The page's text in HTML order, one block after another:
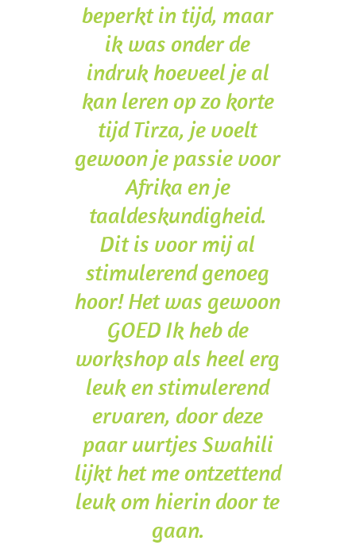
beperkt in tijd, maar
ik was onder de
indruk hoeveel je al
kan leren op zo korte
tijd Tirza, je voelt
gewoon je passie voor
Afrika en je
taaldeskundigheid.
Dit is voor mij al
stimulerend genoeg
hoor! Het was gewoon
GOED Ik heb de
workshop als heel erg
leuk en stimulerend
ervaren, door deze
paar uurtjes Swahili
lijkt het me ontzettend
leuk om hierin door te
gaan.